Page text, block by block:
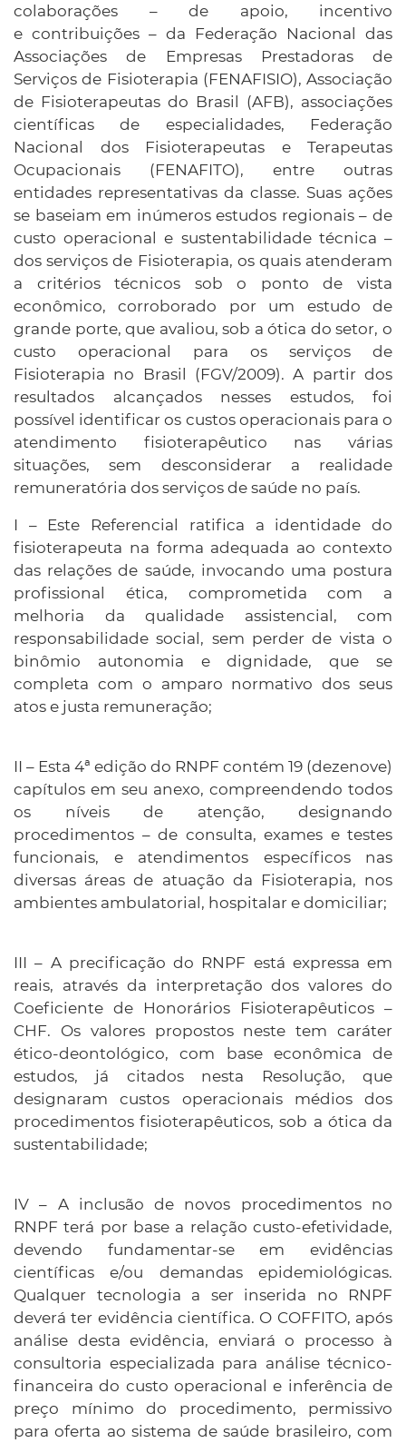
colaborações – de apoio, incentivo
e contribuições – da Federação Nacional das
Associações de Empresas Prestadoras de
Serviços de Fisioterapia (FENAFISIO), Associação
de Fisioterapeutas do Brasil (AFB), associações
científicas de especialidades, Federação
Nacional dos Fisioterapeutas e Terapeutas
Ocupacionais (FENAFITO), entre outras
entidades representativas da classe. Suas ações
se baseiam em inúmeros estudos regionais – de
custo operacional e sustentabilidade técnica –
dos serviços de Fisioterapia, os quais atenderam
a critérios técnicos sob o ponto de vista
econômico, corroborado por um estudo de
grande porte, que avaliou, sob a ótica do setor, o
custo operacional para os serviços de
Fisioterapia no Brasil (FGV/2009). A partir dos
resultados alcançados nesses estudos, foi
possível identificar os custos operacionais para o
atendimento fisioterapêutico nas várias
situações, sem desconsiderar a realidade
remuneratória dos serviços de saúde no país.
I – Este Referencial ratifica a identidade do
fisioterapeuta na forma adequada ao contexto
das relações de saúde, invocando uma postura
profissional ética, comprometida com a
melhoria da qualidade assistencial, com
responsabilidade social, sem perder de vista o
binômio autonomia e dignidade, que se
completa com o amparo normativo dos seus
atos e justa remuneração;
II – Esta 4ª edição do RNPF contém 19 (dezenove)
capítulos em seu anexo, compreendendo todos
os níveis de atenção, designando
procedimentos – de consulta, exames e testes
funcionais, e atendimentos específicos nas
diversas áreas de atuação da Fisioterapia, nos
ambientes ambulatorial, hospitalar e domiciliar;
III – A precificação do RNPF está expressa em
reais, através da interpretação dos valores do
Coeficiente de Honorários Fisioterapêuticos –
CHF. Os valores propostos neste tem caráter
ético-deontológico, com base econômica de
estudos, já citados nesta Resolução, que
designaram custos operacionais médios dos
procedimentos fisioterapêuticos, sob a ótica da
sustentabilidade;
IV – A inclusão de novos procedimentos no
RNPF terá por base a relação custo-efetividade,
devendo fundamentar-se em evidências
científicas e/ou demandas epidemiológicas.
Qualquer tecnologia a ser inserida no RNPF
deverá ter evidência científica. O COFFITO, após
análise desta evidência, enviará o processo à
consultoria especializada para análise técnico-
financeira do custo operacional e inferência de
preço mínimo do procedimento, permissivo
para oferta ao sistema de saúde brasileiro, com